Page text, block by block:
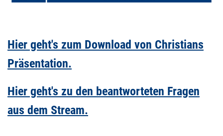
Hier geht's zum Download von Christians
Präsentation.
Hier geht's zu den beantworteten Fragen
aus dem Stream.